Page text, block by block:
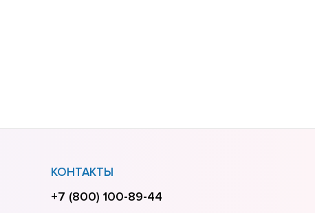
КОНТАКТЫ
+7 (800) 100-89-44